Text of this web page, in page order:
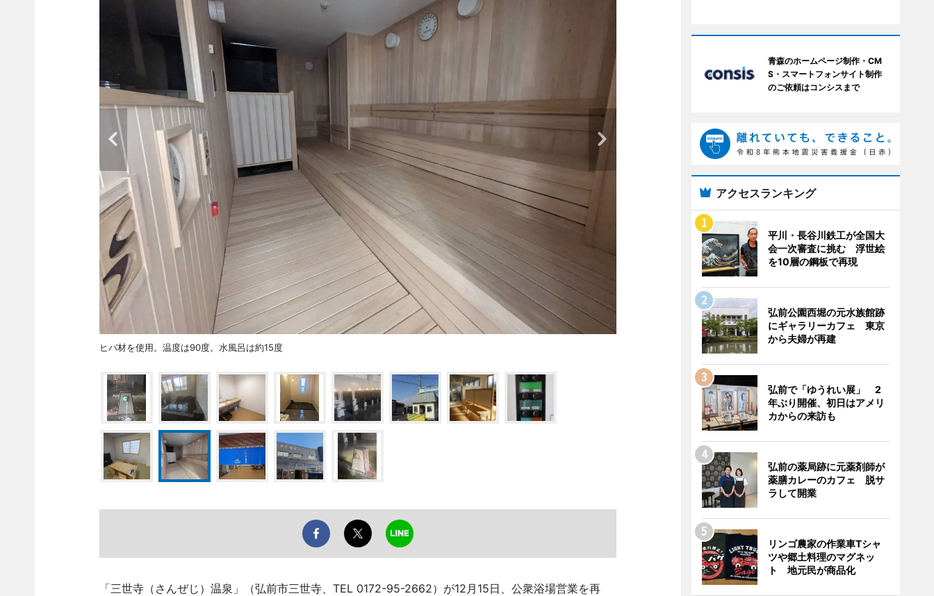
ヒバ材を使用。温度は90度。水風呂は約15度
「三世寺（さんぜじ）温泉」（弘前市三世寺、TEL 0172-95-2662）が12月15日、公衆浴場営業を再
青森のホームページ制作・CM
S・スマートフォンサイト制作
のご依頼はコンシスまで
アクセスランキング
平川・長谷川鉄工が全国大
会一次審査に挑む 浮世絵
を10層の鋼板で再現
弘前公園西堀の元水族館跡
にギャラリーカフェ 東京
から夫婦が再建
弘前で「ゆうれい展」 2
年ぶり開催、初日はアメリ
カからの来訪も
弘前の薬局跡に元薬剤師が
薬膳カレーのカフェ 脱サ
ラして開業
リンゴ農家の作業車Tシャ
ツや郷土料理のマグネッ
ト 地元民が商品化